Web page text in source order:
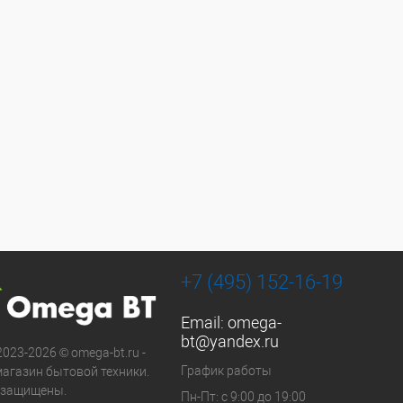
2026 © omega-bt.ru -
бытовой техники.
+7 (495) 152-16-19
Email: omega-
bt@yandex.ru
График работы
Пн-Пт: с 9:00 до 19:00